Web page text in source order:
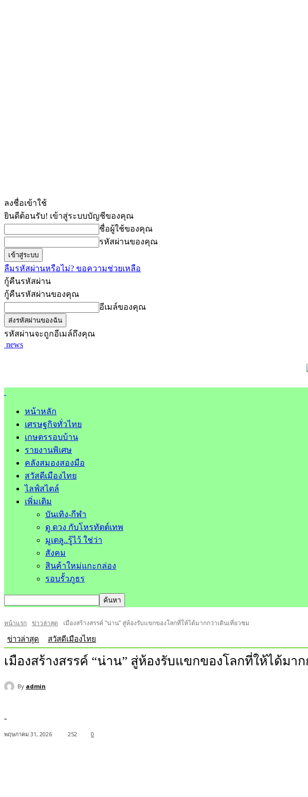
ลงชื่อเข้าใช้
ยินดีต้อนรับ! เข้าสู่ระบบบัญชีของคุณ
ชื่อผู้ใช้ของคุณ
รหัสผ่านของคุณ
ลืมรหัสผ่านหรือไม่? ขอความช่วยเหลือ
กู้คืนรหัสผ่าน
กู้คืนรหัสผ่านของคุณ
อีเมล์ของคุณ
รหัสผ่านจะถูกอีเมล์ถึงคุณ
news
หน้าหลัก
เศรษฐกิจทั่วไทย
เกษตรรอบบ้าน
รายงานพิเศษ
คลังสมองสองมือ
สวัสดีเมืองไทย
ไลฟ์สไตล์
เพิ่มเติม
บันเทิง-กีฬา
ดู ดวง กับโหรทัตต์เทพ
มูเตลู..รู้ไว้ ใช่ว่า
สังคม
สินค้าใหม่แกะกล่อง
รอบรั้วภูธร
หน้าแรก ข่าวล่าสุด เมืองสร้างสรรค์ “น่าน” สู่ห้องรับแขกของโลกที่ให้ได้มากกว่าเดินเที่ยวชม
ข่าวล่าสุด สวัสดีเมืองไทย
เมืองสร้างสรรค์ “น่าน” สู่ห้องรับแขกของโลกที่ให้ได้มา
By admin
-
พฤษภาคม 31, 2026 252 0